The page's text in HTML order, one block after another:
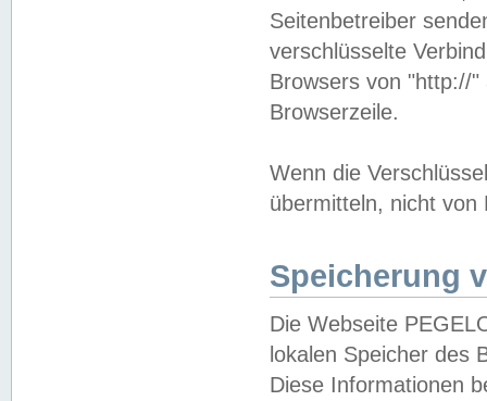
Seitenbetreiber
verschlüsselte
Browsers von "http://
Browserzeile.
Wenn die
übermitteln, nicht von
Speicherung
Die Webseite
lokalen Speicher des
Diese Informationen